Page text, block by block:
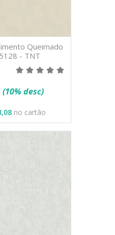
Queimado
- TNT
(10% desc)
no cartão